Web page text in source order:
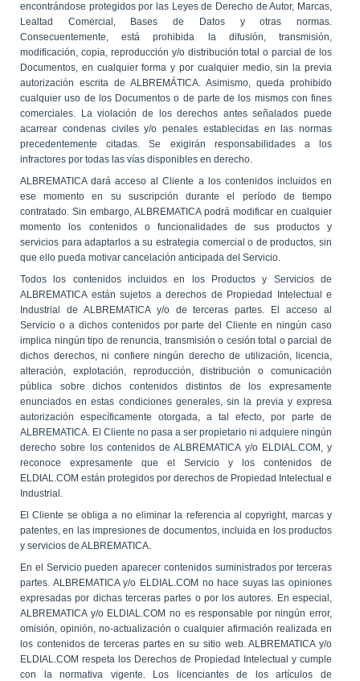
encontrándose protegidos por las Leyes de Derecho de Autor, Marcas,
Lealtad Comercial, Bases de Datos y otras normas.
Consecuentemente, está prohibida la difusión, transmisión,
modificación, copia, reproducción y/o distribución total o parcial de los
Documentos, en cualquier forma y por cualquier medio, sin la previa
autorización escrita de ALBREMÁTICA. Asimismo, queda prohibido
cualquier uso de los Documentos o de parte de los mismos con fines
comerciales. La violación de los derechos antes señalados puede
acarrear condenas civiles y/o penales establecidas en las normas
precedentemente citadas. Se exigirán responsabilidades a los
infractores por todas las vías disponibles en derecho.
ALBREMATICA dará acceso al Cliente a los contenidos incluidos en
ese momento en su suscripción durante el período de tiempo
contratado. Sin embargo, ALBREMATICA podrá modificar en cualquier
momento los contenidos o funcionalidades de sus productos y
servicios para adaptarlos a su estrategia comercial o de productos, sin
que ello pueda motivar cancelación anticipada del Servicio.
Todos los contenidos incluidos en los Productos y Servicios de
ALBREMATICA están sujetos a derechos de Propiedad Intelectual e
Industrial de ALBREMATICA y/o de terceras partes. El acceso al
Servicio o a dichos contenidos por parte del Cliente en ningún caso
implica ningún tipo de renuncia, transmisión o cesión total o parcial de
dichos derechos, ni confiere ningún derecho de utilización, licencia,
alteración, explotación, reproducción, distribución o comunicación
pública sobre dichos contenidos distintos de los expresamente
enunciados en estas condiciones generales, sin la previa y expresa
autorización específicamente otorgada, a tal efecto, por parte de
ALBREMATICA. El Cliente no pasa a ser propietario ni adquiere ningún
derecho sobre los contenidos de ALBREMATICA y/o ELDIAL.COM, y
reconoce expresamente que el Servicio y los contenidos de
ELDIAL.COM están protegidos por derechos de Propiedad Intelectual e
Industrial.
El Cliente se obliga a no eliminar la referencia al copyright, marcas y
patentes, en las impresiones de documentos, incluida en los productos
y servicios de ALBREMATICA.
En el Servicio pueden aparecer contenidos suministrados por terceras
partes. ALBREMATICA y/o ELDIAL.COM no hace suyas las opiniones
expresadas por dichas terceras partes o por los autores. En especial,
ALBREMATICA y/o ELDIAL.COM no es responsable por ningún error,
omisión, opinión, no-actualización o cualquier afirmación realizada en
los contenidos de terceras partes en su sitio web. ALBREMATICA y/o
ELDIAL.COM respeta los Derechos de Propiedad Intelectual y cumple
con la normativa vigente. Los licenciantes de los artículos de